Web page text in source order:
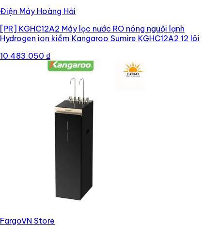
Điện Máy Hoàng Hải
[PR] KGHC12A2 Máy lọc nước RO nóng nguội lạnh
Hydrogen ion kiềm Kangaroo Sumire KGHC12A2 12 lõi
10.483.050 ₫
FargoVN Store